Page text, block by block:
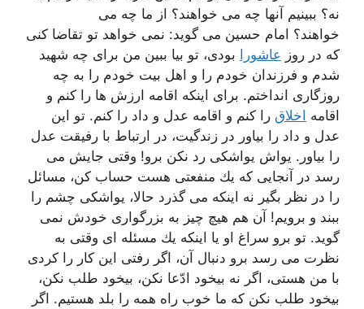
نه؟ ببینیم آنها چه می خواهند؟ از ما چه می
خواهند؟ امام حسین می گوید: نمی خواهد تو تقاضا كنی
كه در روز عاشورا بودی، تو بیا ببین من برای چه شهید
شدم و فرزندان خودم را و اهل بیت خودم را به چه
روزگاری انداختم. برای اینكه اقامه ارزش ها را كنم و
اقامه اخلاق را كنم و اقامه عدل و داد را كنم. تو این
عدل و داد را بیاور در زندگیت، در ارتباط با رفیقت عدل
را بیاور. یواش یواشكی رد نكن برو! وقتی جایش می
رسد در آنجایی كه یك منفعتی هست حساب كن، مسائل
را در نظر بگیر نه اینكه می گذرد حالا، یواشكی چشم را
ببند و برویم! آن هم هیچ چیز به بزرگواری خودش نمی
گوید. تو برو سراغ او یا اینكه یك مسئله ای وقتی به
نظرت می رسد برو دنبال آن، اگر رفتی این كار را كردی
با من هستی، اگر نه بیخود ادّعا نكن، بیخود طلب نكن،
بیخود طلب نكن كه ما خوب راه همه را بلد هستیم. اگر